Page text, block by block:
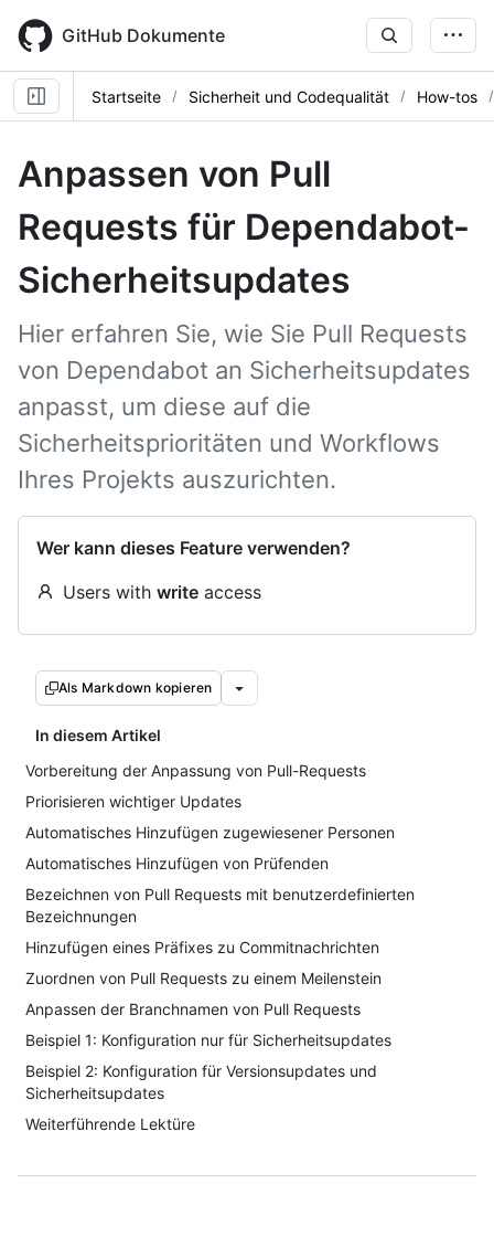
main
content
GitHub Dokumente
Startseite Sicherheit und Codequalität How-tos
Anpassen von Pull
Requests für Dependabot-
Sicherheitsupdates
Hier erfahren Sie, wie Sie Pull Requests
von Dependabot an Sicherheitsupdates
anpasst, um diese auf die
Sicherheitsprioritäten und Workflows
Ihres Projekts auszurichten.
Wer kann dieses Feature verwenden?
Users with write access
Als Markdown kopieren
In diesem Artikel
Vorbereitung der Anpassung von Pull-Requests
Priorisieren wichtiger Updates
Automatisches Hinzufügen zugewiesener Personen
Automatisches Hinzufügen von Prüfenden
Bezeichnen von Pull Requests mit benutzerdefinierten
Bezeichnungen
Hinzufügen eines Präfixes zu Commitnachrichten
Zuordnen von Pull Requests zu einem Meilenstein
Anpassen der Branchnamen von Pull Requests
Beispiel 1: Konfiguration nur für Sicherheitsupdates
Beispiel 2: Konfiguration für Versionsupdates und
Sicherheitsupdates
Weiterführende Lektüre